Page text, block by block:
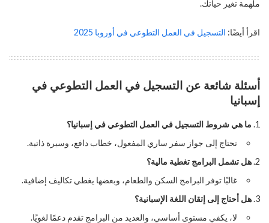
ملهمة تغير حياتك.
اقرأ أيضًا: التسجيل في العمل التطوعي في أوروبا 2025
أسئلة شائعة عن التسجيل في العمل التطوعي في
إسبانيا
ما هي شروط التسجيل في العمل التطوعي في إسبانيا؟
تحتاج إلى جواز سفر ساري المفعول، خطاب دافع، وسيرة ذاتية.
هل تشمل البرامج تغطية مالية؟
غالبًا توفر البرامج السكن والطعام، وبعضها يغطي تكاليف إضافية.
هل أحتاج إلى إتقان اللغة الإسبانية؟
لا، يكفي مستوى أساسي، والعديد من البرامج تقدم دعمًا لغويًا.